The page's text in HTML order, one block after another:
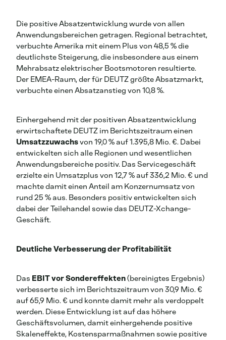
Die positive Absatzentwicklung wurde von allen
Anwendungsbereichen getragen. Regional betrachtet,
verbuchte Amerika mit einem Plus von 48,5 % die
deutlichste Steigerung, die insbesondere aus einem
Mehrabsatz elektrischer Bootsmotoren resultierte.
Der EMEA-Raum, der für DEUTZ größte Absatzmarkt,
verbuchte einen Absatzanstieg von 10,8 %.
Einhergehend mit der positiven Absatzentwicklung
erwirtschaftete DEUTZ im Berichtszeitraum einen
Umsatzzuwachsvon 19,0 % auf 1.395,8 Mio. €. Dabei
entwickelten sich alle Regionen und wesentlichen
Anwendungsbereiche positiv. Das Servicegeschäft
erzielte ein Umsatzplus von 12,7 % auf 336,2 Mio. € und
machte damit einen Anteil am Konzernumsatz von
rund 25 % aus. Besonders positiv entwickelten sich
dabei der Teilehandel sowie das DEUTZ-Xchange-
Geschäft.
Deutliche Verbesserung der Profitabilität
Das EBIT vor Sondereffekten(bereinigtes Ergebnis)
verbesserte sich im Berichtszeitraum von 30,9 Mio. €
auf 65,9 Mio. € und konnte damit mehr als verdoppelt
werden. Diese Entwicklung ist auf das höhere
Geschäftsvolumen, damit einhergehende positive
Skaleneffekte, Kostensparmaßnahmen sowie positive